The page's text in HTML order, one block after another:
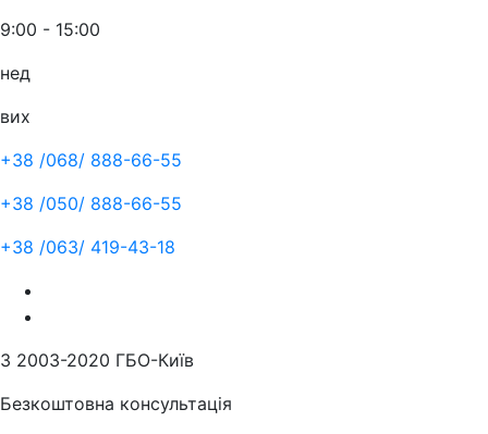
9:00 - 15:00
нед
вих
+38 /068/ 888-66-55
+38 /050/ 888-66-55
+38 /063/ 419-43-18
З 2003-2020 ГБО-Київ
Безкоштовна консультація